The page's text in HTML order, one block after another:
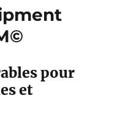
pour
et